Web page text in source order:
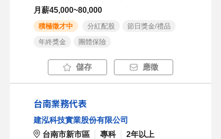
月薪45,000~80,000
積極徵才中 分紅配股
節日獎金/禮品
年終獎金
團體保險
儲存 應徵
台南業務代表
建泓科技實業股份有限公司
台南市新市區
專科
2年以上